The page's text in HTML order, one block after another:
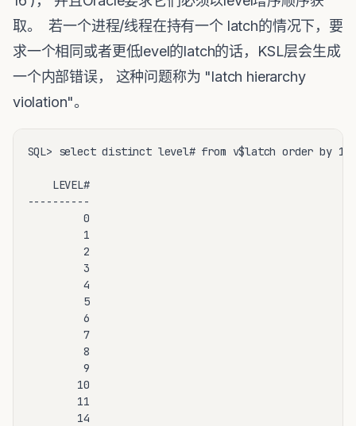
取。 若一个进程/线程在持有一个 latch的情况下，要
求一个相同或者更低level的latch的话，KSL层会生成
一个内部错误， 这种问题称为 "latch hierarchy
violation"。
SQL> select distinct level# from v$latch order by 1;
    LEVEL#
----------
         0
         1
         2
         3
         4
         5
         6
         7
         8
         9
        10
        11
        14